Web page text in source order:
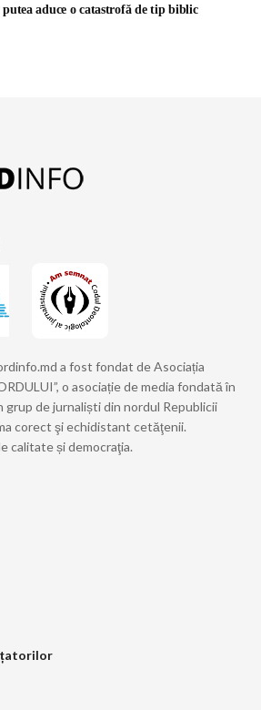
aduce o catastrofă de tip biblic
a fost fondat de Asociația
o asociație de media fondată în
grup de jurnaliști din nordul Republicii
corect şi echidistant cetăţenii.
calitate și democraţia.